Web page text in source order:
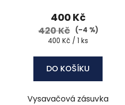
400 Kč
420 Kč
(–4 %)
Měrná
400 Kč / 1 ks
DO KOŠÍKU
Vysavačová zásuvka